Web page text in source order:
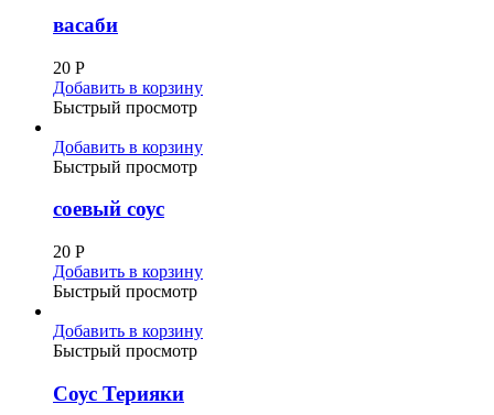
васаби
20 Р
Добавить в корзину
Быстрый просмотр
Добавить в корзину
Быстрый просмотр
соевый соус
20 Р
Добавить в корзину
Быстрый просмотр
Добавить в корзину
Быстрый просмотр
Соус Терияки